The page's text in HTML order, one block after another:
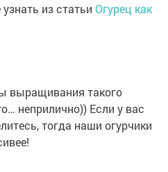
из статьи Огурец как
выращивания такого
неприлично)) Если у вас
тогда наши огурчики